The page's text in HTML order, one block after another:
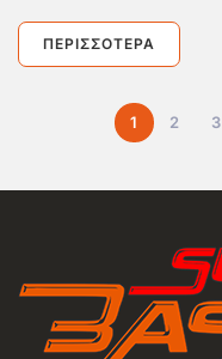
ΠΕΡΙΣΣΌΤΕΡΑ
1 2 3